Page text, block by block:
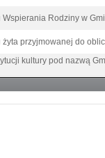
Rodziny w
przyjmowanej do
kultury pod nazwą